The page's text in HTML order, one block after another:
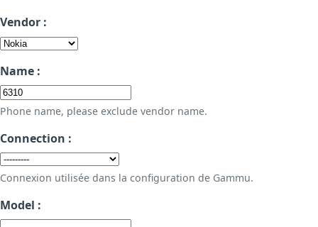
Vendor :
Name :
Phone name, please exclude vendor name.
Connection :
Connexion utilisée dans la configuration de Gammu.
Model :